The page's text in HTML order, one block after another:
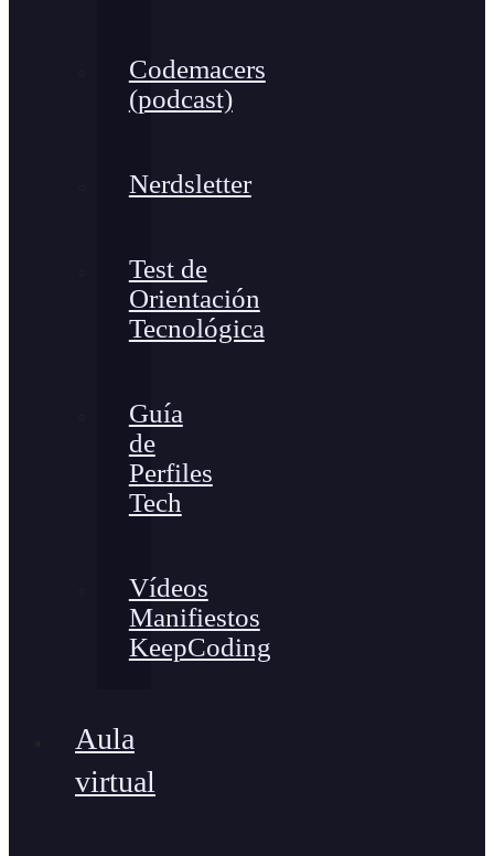
Codemacers
(podcast)
Nerdsletter
Test de
Orientación
Tecnológica
Guía
de
Perfiles
Tech
Vídeos
Manifiestos
KeepCoding
Aula
virtual